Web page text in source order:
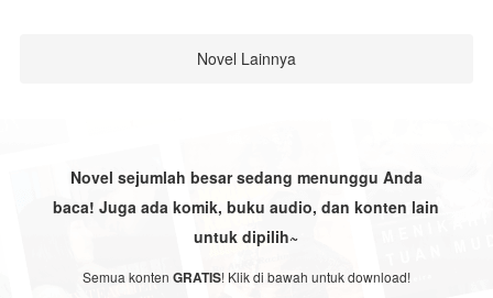
Novel Lainnya
Novel sejumlah besar sedang menunggu Anda
baca! Juga ada komik, buku audio, dan konten lain
untuk dipilih~
Semua konten GRATIS! Klik di bawah untuk download!